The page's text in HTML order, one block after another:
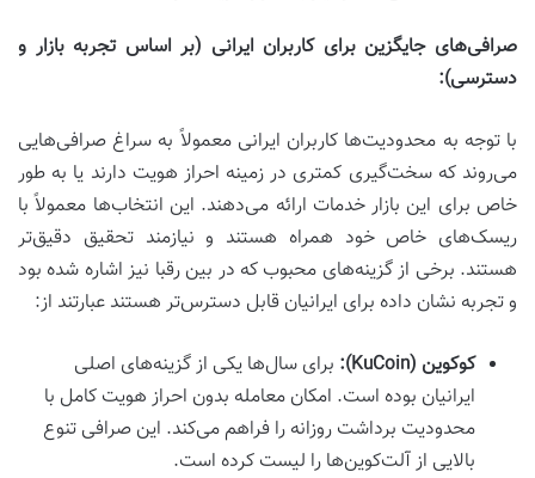
صرافی‌های جایگزین برای کاربران ایرانی (بر اساس تجربه بازار و
دسترسی):
با توجه به محدودیت‌ها کاربران ایرانی معمولاً به سراغ صرافی‌هایی
می‌روند که سخت‌گیری کمتری در زمینه احراز هویت دارند یا به طور
خاص برای این بازار خدمات ارائه می‌دهند. این انتخاب‌ها معمولاً با
ریسک‌های خاص خود همراه هستند و نیازمند تحقیق دقیق‌تر
هستند. برخی از گزینه‌های محبوب که در بین رقبا نیز اشاره شده بود
و تجربه نشان داده برای ایرانیان قابل دسترس‌تر هستند عبارتند از:
کوکوین (KuCoin):
برای سال‌ها یکی از گزینه‌های اصلی
ایرانیان بوده است. امکان معامله بدون احراز هویت کامل با
محدودیت برداشت روزانه را فراهم می‌کند. این صرافی تنوع
بالایی از آلت‌کوین‌ها را لیست کرده است.